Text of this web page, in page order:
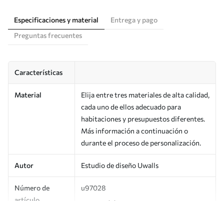
Especificaciones y material
Entrega y pago
Preguntas frecuentes
Características
Material
Elija entre tres materiales de alta calidad,
cada uno de ellos adecuado para
habitaciones y presupuestos diferentes.
Más información a continuación o
durante el proceso de personalización.
Autor Estudio de diseño Uwalls
Número de
u97028